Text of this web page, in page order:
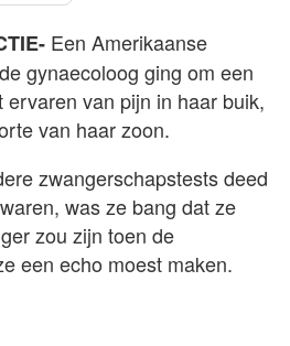
Een Amerikaanse
gynaecoloog ging om een
van pijn in haar buik,
van haar zoon.
zwangerschapstests deed
was ze bang dat ze
zou zijn toen de
een echo moest maken.